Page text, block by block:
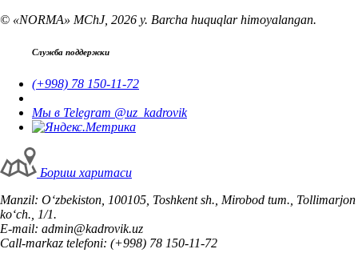
© «NORMA» MChJ, 2026 y. Barcha huquqlar himoyalangan.
Служба поддержки
(+998) 78 150-11-72
Мы в Telegram @uz_kadrovik
Бориш харитаси
Manzil: Oʻzbekiston, 100105, Toshkent sh., Mirobod tum., Tollimarjon
koʻch., 1/1.
E-mail: admin@kadrovik.uz
Call-markaz telefoni: (+998) 78 150-11-72